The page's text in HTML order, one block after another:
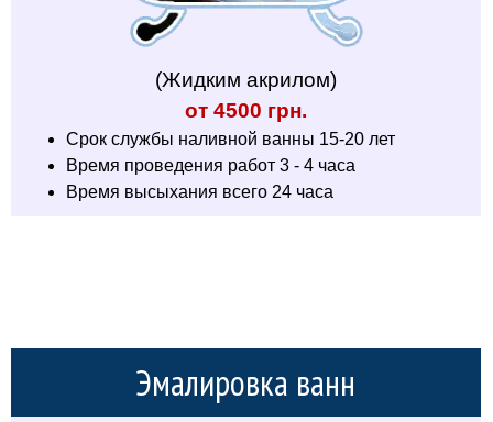
(Жидким акрилом)
от 4500 грн.
Срок службы наливной ванны 15-20 лет
Время проведения работ 3 - 4 часа
Время высыхания всего 24 часа
Эмалировка ванн